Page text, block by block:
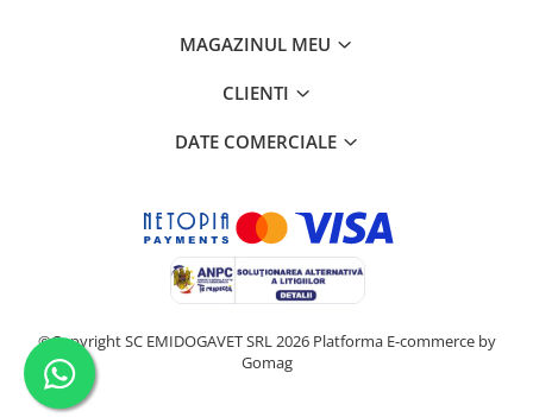
MAGAZINUL MEU
CLIENTI
DATE COMERCIALE
©Copyright SC EMIDOGAVET SRL 2026 Platforma E-commerce by
Gomag